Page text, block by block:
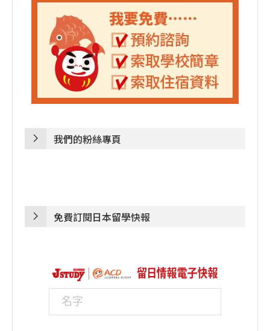
我們的粉絲專頁
免費訂閱日本留學快報